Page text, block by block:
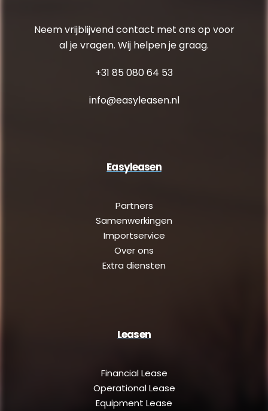
Neem vrijblijvend contact met ons op voor
al je vragen. Wij helpen je graag.
+31 85 080 64 53
info@easyleasen.nl
Easyleasen
Partners
Samenwerkingen
Importservice
Over ons
Extra diensten
Leasen
Financial Lease
Operational Lease
Equipment Lease